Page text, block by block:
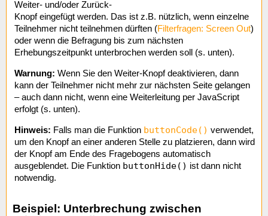
Weiter- und/oder Zurück-
Knopf eingefügt werden. Das ist z.B. nützlich, wenn einzelne
Teilnehmer nicht teilnehmen dürften (Filterfragen: Screen Out)
oder wenn die Befragung bis zum nächsten
Erhebungszeitpunkt unterbrochen werden soll (s. unten).
Warnung: Wenn Sie den Weiter-Knopf deaktivieren, dann
kann der Teilnehmer nicht mehr zur nächsten Seite gelangen
– auch dann nicht, wenn eine Weiterleitung per JavaScript
erfolgt (s. unten).
Hinweis: Falls man die Funktion buttonCode() verwendet,
um den Knopf an einer anderen Stelle zu platzieren, dann wird
der Knopf am Ende des Fragebogens automatisch
ausgeblendet. Die Funktion buttonHide() ist dann nicht
notwendig.
Beispiel: Unterbrechung zwischen